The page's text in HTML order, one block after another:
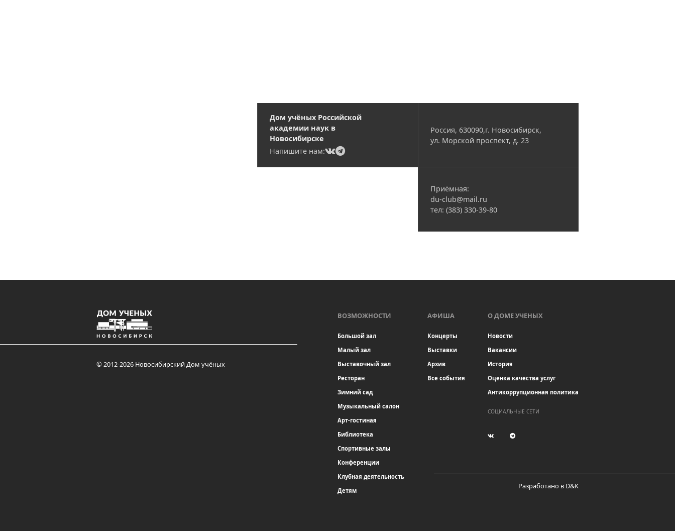
Дом учёных Российской
академии наук в
Новосибирске
Напишите нам:
(current)
(current)
Россия, 630090,г. Новосибирск,
ул. Морской проспект, д. 23
Приёмная:
du-club@mail.ru
тел: (383) 330-39-80
© 2012-2026 Новосибирский Дом учёных
Разработано в D&K
ВОЗМОЖНОСТИ
Большой зал
Малый зал
Выставочный зал
Ресторан
Зимний сад
Музыкальный салон
Арт-гостиная
Библиотека
Спортивные залы
Конференции
Клубная деятельность
Детям
АФИША
Концерты
Выставки
Архив
Все события
О ДОМЕ УЧЕНЫХ
Новости
Вакансии
История
Оценка качества услуг
Антикоррупционная политика
СОЦИАЛЬНЫЕ СЕТИ
(current)(current)